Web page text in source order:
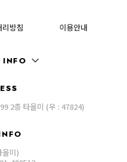
방침 이용안내
2층 타올미 (우 : 47824)
올미)